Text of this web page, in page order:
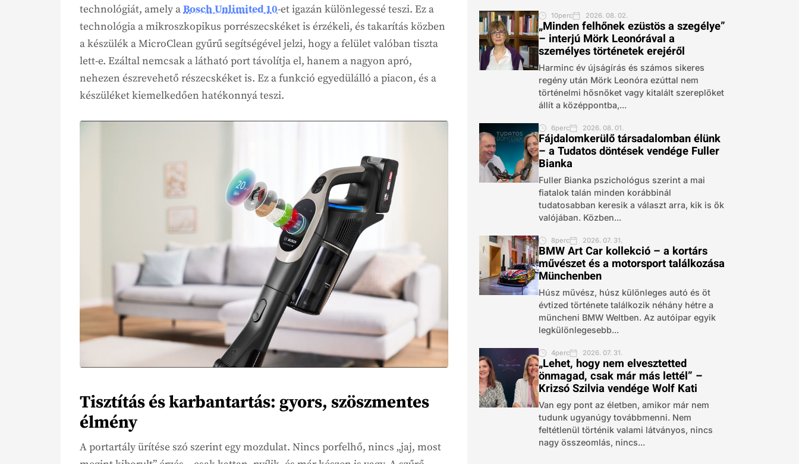
technológiát, amely aBosch Unlimited 10-et igazán különlegessé teszi. Ez a
technológia a mikroszkopikus porrészecskéket is érzékeli, és takarítás közben
a készülék a MicroClean gyűrű segítségével jelzi, hogy a felület valóban tiszta
lett-e. Ezáltal nemcsak a látható port távolítja el, hanem a nagyon apró,
nehezen észrevehető részecskéket is. Ez a funkció egyedülálló a piacon, és a
készüléket kiemelkedően hatékonnyá teszi.
Tisztítás és karbantartás: gyors, szöszmentes
élmény
A portartály ürítése szó szerint egy mozdulat. Nincs porfelhő, nincs „jaj, most
10perc 2026. 08. 02.
„Minden felhőnek ezüstös a szegélye”
– interjú Mörk Leonórával a
személyes történetek erejéről
Harminc év újságírás és számos sikeres
regény után Mörk Leonóra ezúttal nem
történelmi hősnőket vagy kitalált szereplőket
állít a középpontba,...
6perc 2026. 08. 01.
Fájdalomkerülő társadalomban élünk
– a Tudatos döntések vendége Fuller
Bianka
Fuller Bianka pszichológus szerint a mai
fiatalok talán minden korábbinál
tudatosabban keresik a választ arra, kik is ők
valójában. Közben...
8perc 2026. 07. 31.
BMW Art Car kollekció – a kortárs
művészet és a motorsport találkozása
Münchenben
Húsz művész, húsz különleges autó és öt
évtized története találkozik néhány hétre a
müncheni BMW Weltben. Az autóipar egyik
legkülönlegesebb...
4perc 2026. 07. 31.
„Lehet, hogy nem elvesztetted
önmagad, csak már más lettél” –
Krizsó Szilvia vendége Wolf Kati
Van egy pont az életben, amikor már nem
tudunk ugyanúgy továbbmenni. Nem
feltétlenül történik valami látványos, nincs
nagy összeomlás, nincs...